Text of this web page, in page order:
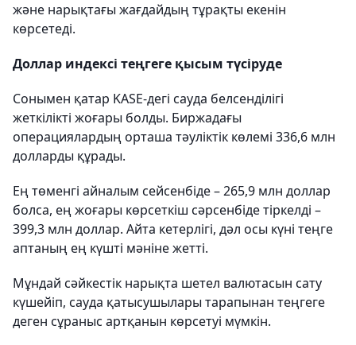
және нарықтағы жағдайдың тұрақты екенін
көрсетеді.
Доллар индексі теңгеге қысым түсіруде
Сонымен қатар KASE-дегі сауда белсенділігі
жеткілікті жоғары болды. Биржадағы
операциялардың орташа тәуліктік көлемі 336,6 млн
долларды құрады.
Ең төменгі айналым сейсенбіде – 265,9 млн доллар
болса, ең жоғары көрсеткіш сәрсенбіде тіркелді –
399,3 млн доллар. Айта кетерлігі, дәл осы күні теңге
аптаның ең күшті мәніне жетті.
Мұндай сәйкестік нарықта шетел валютасын сату
күшейіп, сауда қатысушылары тарапынан теңгеге
деген сұраныс артқанын көрсетуі мүмкін.